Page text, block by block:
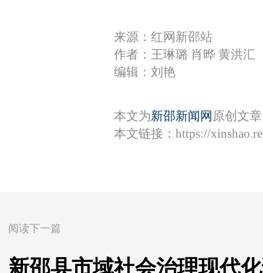
来源：红网新邵站
作者：王琳璐 肖晔 黄洪汇
编辑：刘艳
本文为新邵新闻网 原创文
本文链接： https://
阅读下一篇
新邵县市域社会治理现代